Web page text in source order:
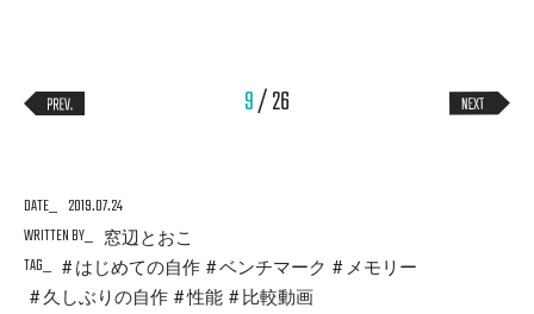
9/ 26
DATE
2019.07.24
WRITTEN BY
窓辺とおこ
TAG
はじめての自作 ベンチマーク
メモリー
久しぶりの自作
性能
比較動画